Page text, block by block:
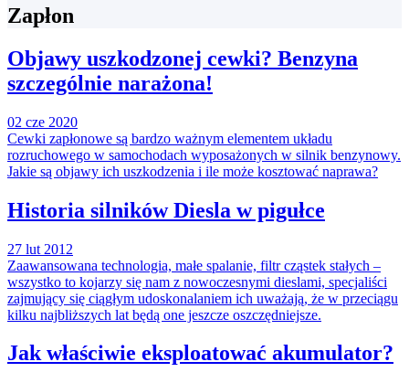
Zapłon
Objawy uszkodzonej cewki? Benzyna
szczególnie narażona!
02 cze 2020
Cewki zapłonowe są bardzo ważnym elementem układu
rozruchowego w samochodach wyposażonych w silnik benzynowy.
Jakie są objawy ich uszkodzenia i ile może kosztować naprawa?
Historia silników Diesla w pigułce
27 lut 2012
Zaawansowana technologia, małe spalanie, filtr cząstek stałych –
wszystko to kojarzy się nam z nowoczesnymi dieslami, specjaliści
zajmujący się ciągłym udoskonalaniem ich uważają, że w przeciągu
kilku najbliższych lat będą one jeszcze oszczędniejsze.
Jak właściwie eksploatować akumulator?